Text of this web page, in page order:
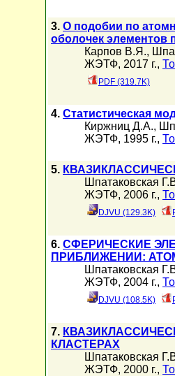
3. О подобии по
оболочек элементов
Карпов В.Я.,
ЖЭТФ, 2017 г.,
PDF (319.7K)
4. Статистическая
Киржниц Д.А.,
ЖЭТФ, 1995 г.,
5.
Шпатаковская
ЖЭТФ, 2006 г.,
DJVU (129.3K)
6. СФЕРИЧЕСКИЕ
ПРИБЛИЖЕНИИ:
Шпатаковская
ЖЭТФ, 2004 г.,
DJVU (108.5K)
7.
КЛАСТЕРАХ
Шпатаковская
ЖЭТФ, 2000 г.,